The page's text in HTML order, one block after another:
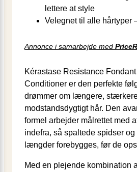
lettere at style
Velegnet til alle hårtyper
Annonce i samarbejde med
Kérastase Resistance
Conditioner er den perfekte
drømmer om længere,
modstandsdygtigt hår. Den
formel arbejder målrettet med
indefra, så spaltede spidser
længder forebygges, før de
Med en plejende kombination